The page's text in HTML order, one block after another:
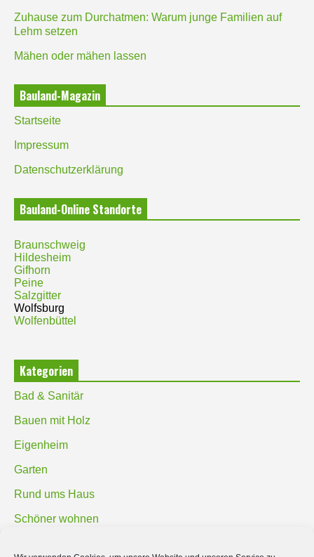
Zuhause zum Durchatmen: Warum junge Familien auf
Lehm setzen
Mähen oder mähen lassen
Bauland-Magazin
Startseite
Impressum
Datenschutzerklärung
Bauland-Online Standorte
Braunschweig
Hildesheim
Gifhorn
Peine
Salzgitter
Wolfsburg
Wolfenbüttel
Kategorien
Bad & Sanitär
Bauen mit Holz
Eigenheim
Garten
Rund ums Haus
Schöner wohnen